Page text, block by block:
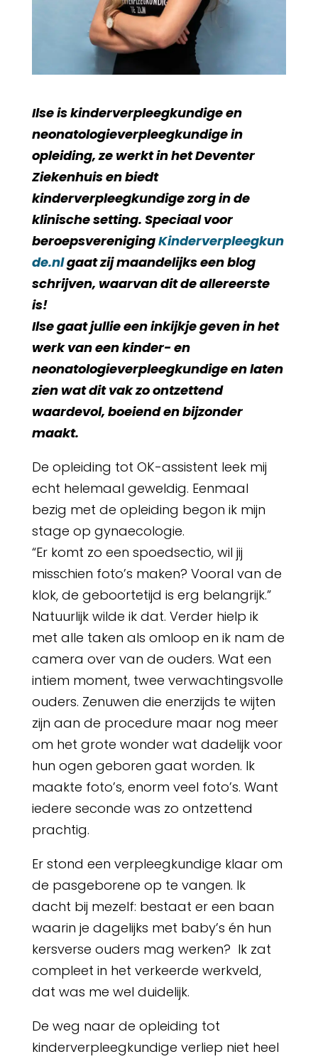
Ilse is kinderverpleegkundige en
neonatologieverpleegkundige in
opleiding, ze werkt in het Deventer
Ziekenhuis en biedt
kinderverpleegkundige zorg in de
klinische setting. Speciaal voor
beroepsverenigingKinderverpleegkun
de.nlgaat zij maandelijks een blog
schrijven, waarvan dit de allereerste
is!
Ilse gaat jullie een inkijkje geven in het
werk van een kinder- en
neonatologieverpleegkundige en laten
zien wat dit vak zo ontzettend
waardevol, boeiend en bijzonder
maakt.
De opleiding tot OK-assistent leek mij
echt helemaal geweldig. Eenmaal
bezig met de opleiding begon ik mijn
stage op gynaecologie.
“Er komt zo een spoedsectio, wil jij
misschien foto’s maken? Vooral van de
klok, de geboortetijd is erg belangrijk.”
Natuurlijk wilde ik dat. Verder hielp ik
met alle taken als omloop en ik nam de
camera over van de ouders. Wat een
intiem moment, twee verwachtingsvolle
ouders. Zenuwen die enerzijds te wijten
zijn aan de procedure maar nog meer
om het grote wonder wat dadelijk voor
hun ogen geboren gaat worden. Ik
maakte foto’s, enorm veel foto’s. Want
iedere seconde was zo ontzettend
prachtig.
Er stond een verpleegkundige klaar om
de pasgeborene op te vangen. Ik
dacht bij mezelf: bestaat er een baan
waarin je dagelijks met baby’s én hun
kersverse ouders mag werken? Ik zat
compleet in het verkeerde werkveld,
dat was me wel duidelijk.
De weg naar de opleiding tot
kinderverpleegkundige verliep niet heel